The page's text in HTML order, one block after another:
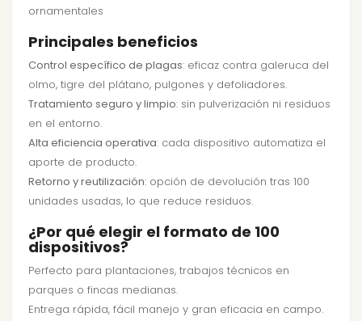
ornamentales
Principales beneficios
Control específico de plagas: eficaz contra galeruca del
olmo, tigre del plátano, pulgones y defoliadores.
Tratamiento seguro y limpio: sin pulverización ni residuos
en el entorno.
Alta eficiencia operativa: cada dispositivo automatiza el
aporte de producto.
Retorno y reutilización: opción de devolución tras 100
unidades usadas, lo que reduce residuos.
¿Por qué elegir el formato de 100
dispositivos?
Perfecto para plantaciones, trabajos técnicos en
parques o fincas medianas.
Entrega rápida, fácil manejo y gran eficacia en campo.